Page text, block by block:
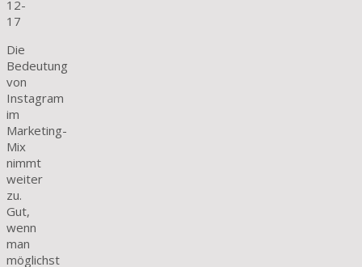
12-
17
Die
Bedeutung
von
Instagram
im
Marketing-
Mix
nimmt
weiter
zu.
Gut,
wenn
man
möglichst